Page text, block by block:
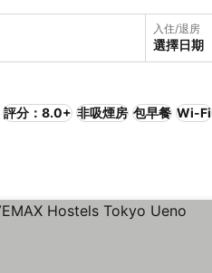
入住/退房
選擇日期
評分：8.0+ 非吸煙房 包早餐 Wi-Fi